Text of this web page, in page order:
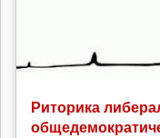
Риторика